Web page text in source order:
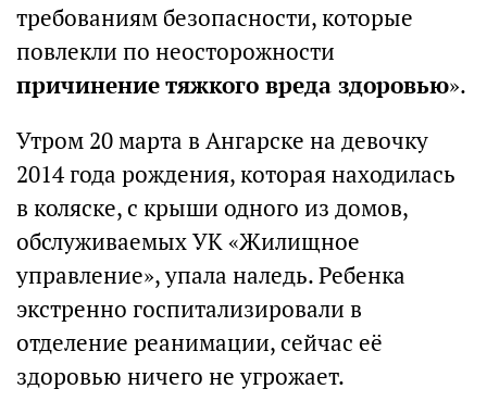
требованиям безопасности, которые
повлекли по неосторожности
причинение тяжкого вреда ­здоровью».
Утром 20 марта ­в Ангарске на девочку
2014 года рождения, которая находилась
в коляске, с крыши одного из домов,
обслуживаемых УК «Жилищное
управление», упала наледь. Ребенка
экстренно госпитализировали в
отделение реанимации, сейчас её
здоровью ничего не угрожает.